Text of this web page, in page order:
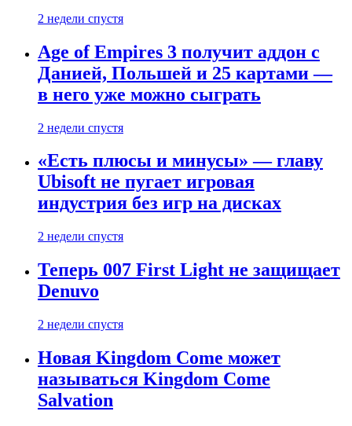
2 недели спустя
Age of Empires 3 получит аддон с
Данией, Польшей и 25 картами —
в него уже можно сыграть
2 недели спустя
«Есть плюсы и минусы» — главу
Ubisoft не пугает игровая
индустрия без игр на дисках
2 недели спустя
Теперь 007 First Light не защищает
Denuvo
2 недели спустя
Новая Kingdom Come может
называться Kingdom Come
Salvation